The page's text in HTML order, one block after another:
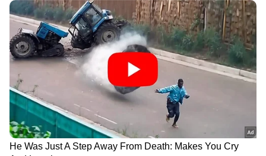
കണ്ടെത്തിയ സ്ഥലങ്ങളിൽ കൂടുതൽ
നടപടികൾ സ്വീകരിക്കുകയാണെന്ന്
ഊരാളുങ്കൽ അറിയിച്ചു.
ടൗണ്‍ഷിപ്പിലെ വിള്ളല്‍ വീണ വീടുകളില്‍
നടത്തിയ പരിശോധനയില്‍ , വെള്ളം
കിനിഞ്ഞിറങ്ങിയിട്ടുണ്ടെന്നും എന്നാല്‍ വിള്ളല്‍
ഇല്ലെന്നും മന്ത്രി ന്യായീകരിച്ചു. അതേ സമയം
മന്ത്രി ചോർച്ച മറച്ചുവെക്കാൻ ശ്രമിച്ചുവെന്ന്